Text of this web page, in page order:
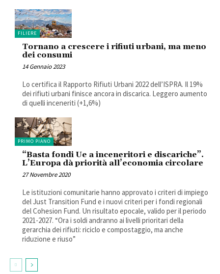
FILIERE
Tornano a crescere i rifiuti urbani, ma meno
dei consumi
14 Gennaio 2023
Lo certifica il Rapporto Rifiuti Urbani 2022 dell’ISPRA. Il 19%
dei rifiuti urbani finisce ancora in discarica. Leggero aumento
di quelli inceneriti (+1,6%)
PRIMO PIANO
“Basta fondi Ue a inceneritori e discariche”.
L’Europa dà priorità all’economia circolare
27 Novembre 2020
Le istituzioni comunitarie hanno approvato i criteri di impiego
del Just Transition Fund e i nuovi criteri per i fondi regionali
del Cohesion Fund. Un risultato epocale, valido per il periodo
2021-2027. “Ora i soldi andranno ai livelli prioritari della
gerarchia dei rifiuti: riciclo e compostaggio, ma anche
riduzione e riuso”